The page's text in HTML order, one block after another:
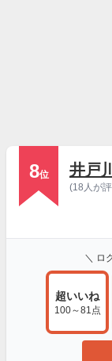
8位 井戸
(18人が
＼ ロ
超いいね
100～81点